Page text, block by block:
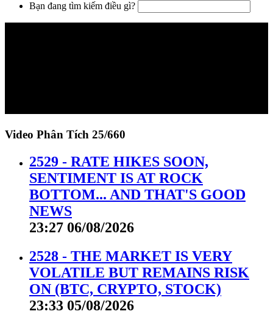
Bạn đang tìm kiếm điều gì?
Video Phân Tích 25/660
2529 - RATE HIKES SOON,
SENTIMENT IS AT ROCK
BOTTOM... AND THAT'S GOOD
NEWS
23:27 06/08/2026
2528 - THE MARKET IS VERY
VOLATILE BUT REMAINS RISK
ON (BTC, CRYPTO, STOCK)
23:33 05/08/2026